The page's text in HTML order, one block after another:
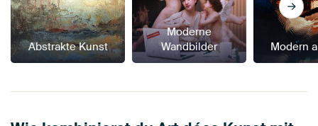
Abstrakte Kunst
Moderne
Wandbilder
Modern